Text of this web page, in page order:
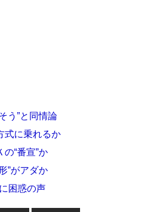
う”と同情論
式に乗れるか
“番宣”か
”がアダか
困惑の声